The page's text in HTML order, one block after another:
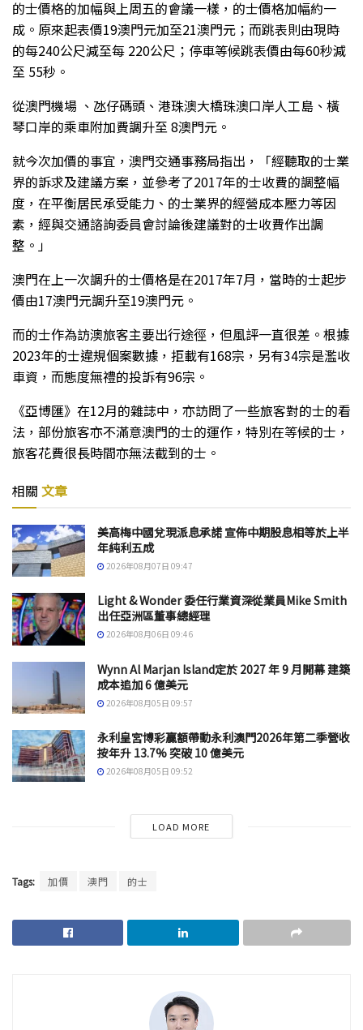
的士價格的加幅與上周五的會議一樣，的士價格加幅約一
成。原來起表價19澳門元加至21澳門元；而跳表則由現時
的每240公尺減至每 220公尺；停車等候跳表價由每60秒減
至 55秒。
從澳門機場 、氹仔碼頭、港珠澳大橋珠澳口岸人工島、橫
琴口岸的乘車附加費調升至 8澳門元。
就今次加價的事宜，澳門交通事務局指出，「經聽取的士業
界的訴求及建議方案，並參考了2017年的士收費的調整幅
度，在平衡居民承受能力、的士業界的經營成本壓力等因
素，經與交通諮詢委員會討論後建議對的士收費作出調
整。」
澳門在上一次調升的士價格是在2017年7月，當時的士起步
價由17澳門元調升至19澳門元。
而的士作為訪澳旅客主要出行途徑，但風評一直很差。根據
2023年的士違規個案數據，拒載有168宗，另有34宗是濫收
車資，而態度無禮的投訴有96宗。
《亞博匯》在12月的雜誌中，亦訪問了一些旅客對的士的看
法，部份旅客亦不滿意澳門的士的運作，特別在等候的士，
旅客花費很長時間亦無法截到的士。
相關 文章
美高梅中國兌現派息承諾 宣佈中期股息相等於上半
年純利五成
2026年08月07日 09:47
Light & Wonder 委任行業資深從業員Mike Smith
出任亞洲區董事總經理
2026年08月06日 09:46
Wynn Al Marjan Island定於 2027 年 9 月開幕 建築
成本追加 6 億美元
2026年08月05日 09:57
永利皇宮博彩贏額帶動永利澳門2026年第二季營收
按年升 13.7% 突破 10 億美元
2026年08月05日 09:52
LOAD MORE
Tags: 加價 澳門 的士